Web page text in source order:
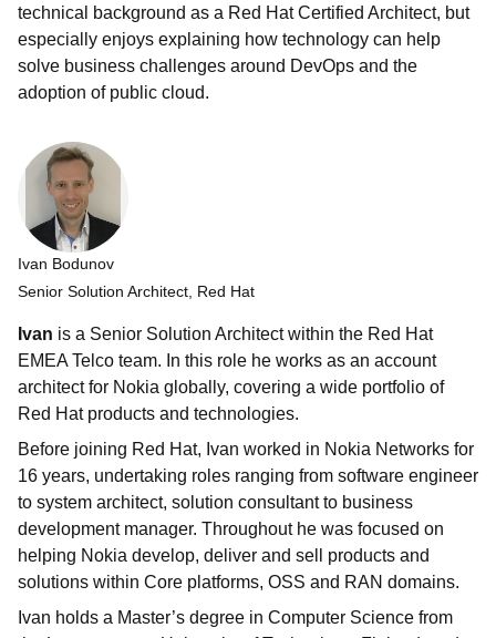
technical background as a Red Hat Certified Architect, but
especially enjoys explaining how technology can help
solve business challenges around DevOps and the
adoption of public cloud.
Ivan Bodunov
Senior Solution Architect, Red Hat
Ivan is a Senior Solution Architect within the Red Hat
EMEA Telco team. In this role he works as an account
architect for Nokia globally, covering a wide portfolio of
Red Hat products and technologies.
Before joining Red Hat, Ivan worked in Nokia Networks for
16 years, undertaking roles ranging from software engineer
to system architect, solution consultant to business
development manager. Throughout he was focused on
helping Nokia develop, deliver and sell products and
solutions within Core platforms, OSS and RAN domains.
Ivan holds a Master’s degree in Computer Science from